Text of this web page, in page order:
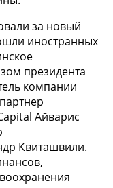
за новый
иностранных
президента
компании
Айварис
Квиташвили.